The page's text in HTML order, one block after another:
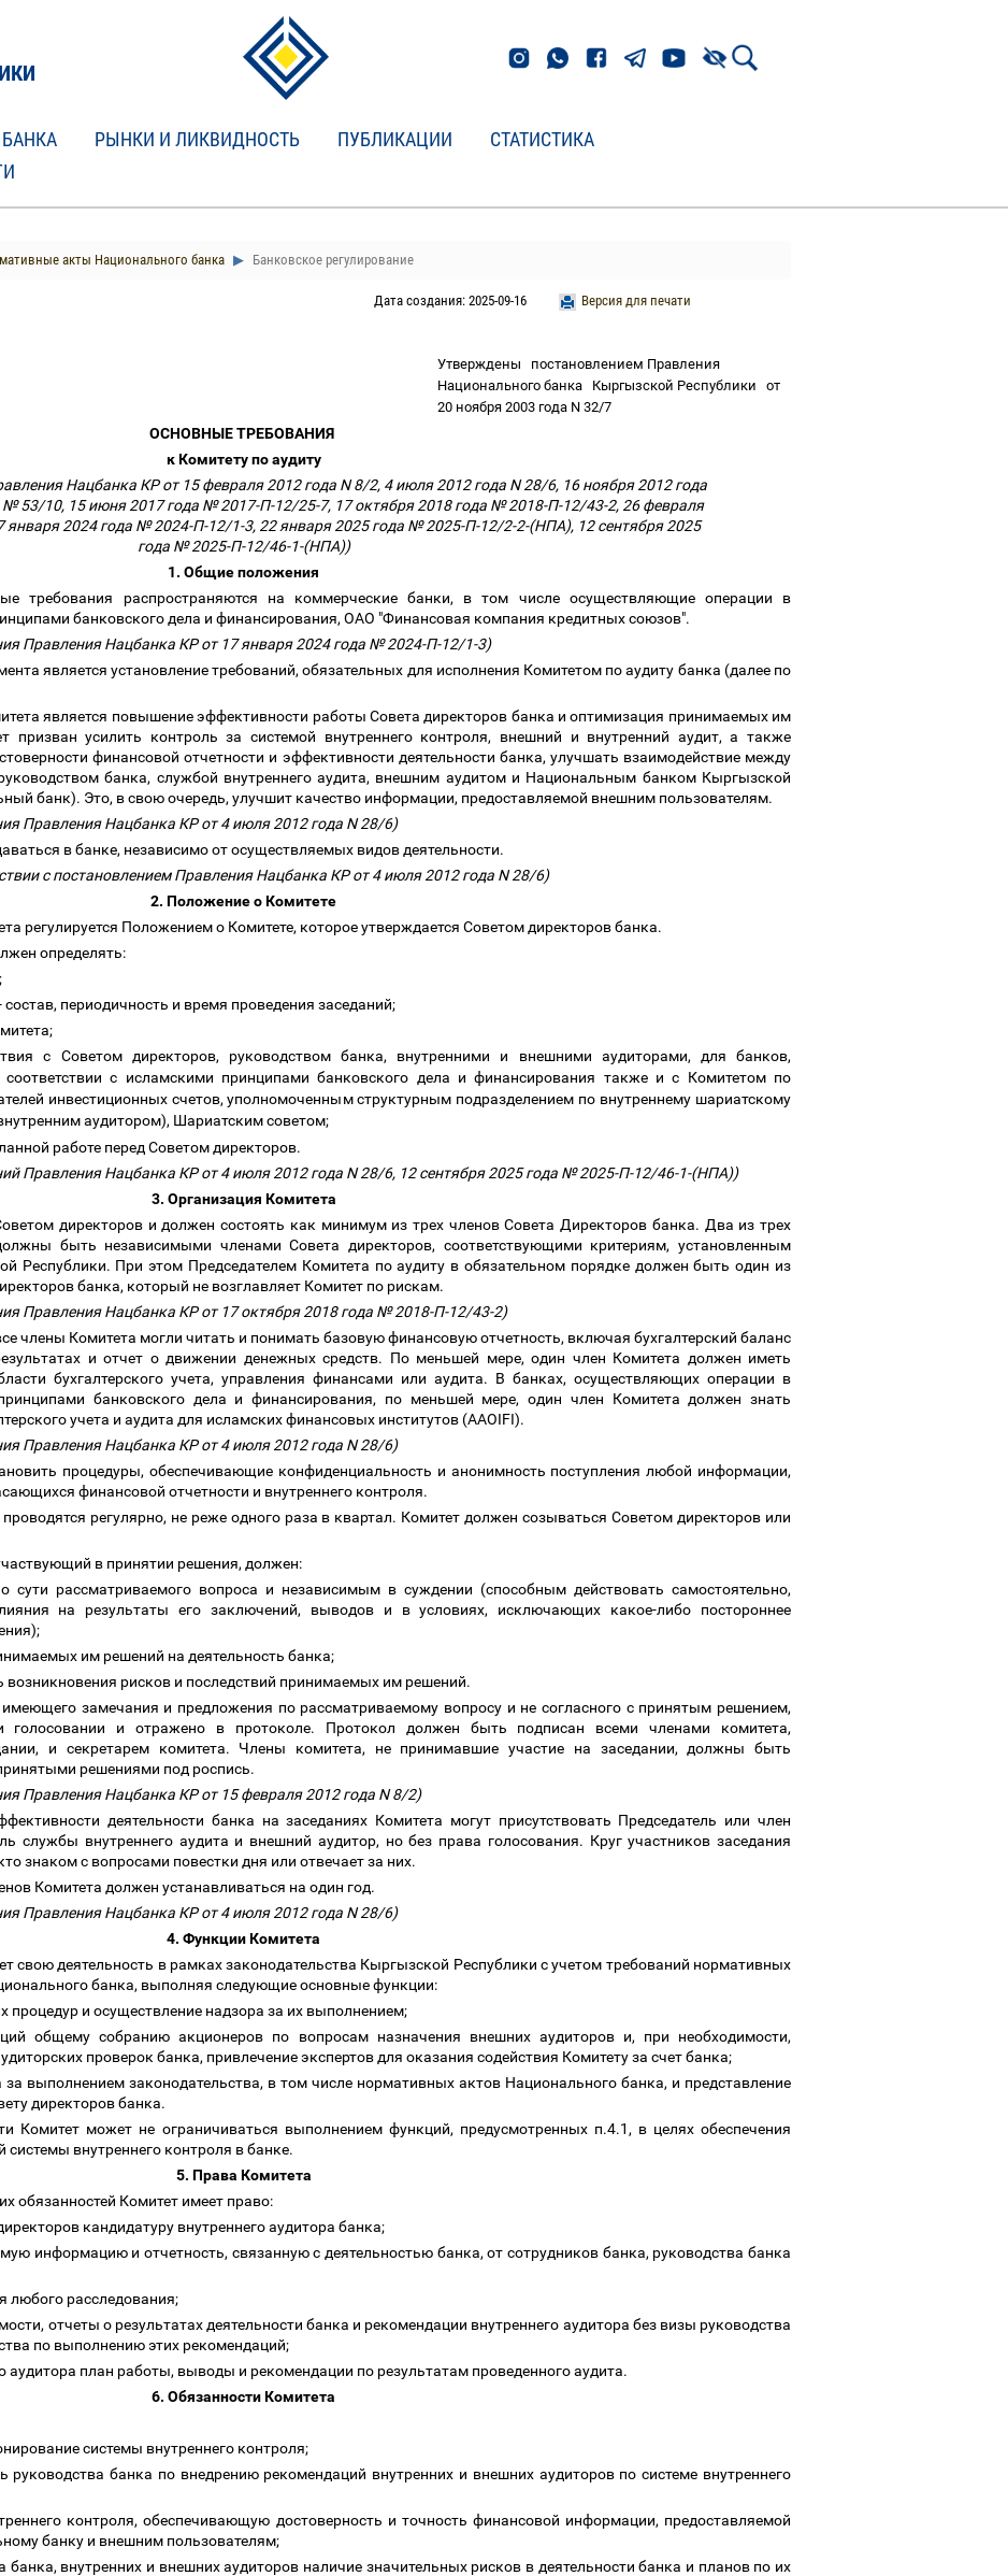
РЫНКИ И ЛИКВИДНОСТЬ ПУБЛИКАЦИИ
СТАТИСТИКА
акты Национального банка Банковское регулирование
Версия для печати
Дата создания: 2025-09-16
Утверждены
постановлением Правления
Национального банка
Кыргызской Республики
от
20 ноября 2003 года N 32/7
ОСНОВНЫЕ ТРЕБОВАНИЯ
к Комитету по аудиту
Нацбанка КР от 15 февраля 2012 года N 8/2, 4 июля 2012 года N 28/6, 16 ноября 2012 года
№ 53/10, 15 июня 2017 года № 2017-П-12/25-7, 17 октября 2018 года № 2018-П-12/43-2, 26 февраля
января 2024 года № 2024-П-12/1-3, 22 января 2025 года № 2025-П-12/2-2-(НПА), 12 сентября 2025
года № 2025-П-12/46-1-(НПА))
1. Общие положения
требования распространяются на коммерческие банки, в том числе осуществляющие операции в
банковского дела и финансирования, ОАО "Финансовая компания кредитных союзов".
Правления Нацбанка КР от 17 января 2024 года № 2024-П-12/1-3)
является установление требований, обязательных для исполнения Комитетом по аудиту банка (далее по
является повышение эффективности работы Совета директоров банка и оптимизация принимаемых им
призван усилить контроль за системой внутреннего контроля, внешний и внутренний аудит, а также
финансовой отчетности и эффективности деятельности банка, улучшать взаимодействие между
банка, службой внутреннего аудита, внешним аудитом и Национальным банком Кыргызской
банк). Это, в свою очередь, улучшит качество информации, предоставляемой внешним пользователям.
Правления Нацбанка КР от 4 июля 2012 года N 28/6)
в банке, независимо от осуществляемых видов деятельности.
с постановлением Правления Нацбанка КР от 4 июля 2012 года N 28/6)
2. Положение о Комитете
регулируется Положением о Комитете, которое утверждается Советом директоров банка.
определять:
периодичность и время проведения заседаний;
с Советом директоров, руководством банка, внутренними и внешними аудиторами, для банков,
с исламскими принципами банковского дела и финансирования также и с Комитетом по
инвестиционных счетов, уполномоченным структурным подразделением по внутреннему шариатскому
аудитором), Шариатским советом;
работе перед Советом директоров.
Правления Нацбанка КР от 4 июля 2012 года N 28/6, 12 сентября 2025 года № 2025-П-12/46-1-(НПА))
3. Организация Комитета
директоров и должен состоять как минимум из трех членов Совета Директоров банка. Два из трех
быть независимыми членами Совета директоров, соответствующими критериям, установленным
Республики. При этом Председателем Комитета по аудиту в обязательном порядке должен быть один из
банка, который не возглавляет Комитет по рискам.
Правления Нацбанка КР от 17 октября 2018 года № 2018-П-12/43-2)
члены Комитета могли читать и понимать базовую финансовую отчетность, включая бухгалтерский баланс
и отчет о движении денежных средств. По меньшей мере, один член Комитета должен иметь
бухгалтерского учета, управления финансами или аудита. В банках, осуществляющих операции в
банковского дела и финансирования, по меньшей мере, один член Комитета должен знать
учета и аудита для исламских финансовых институтов (AAOIFI).
Правления Нацбанка КР от 4 июля 2012 года N 28/6)
процедуры, обеспечивающие конфиденциальность и анонимность поступления любой информации,
финансовой отчетности и внутреннего контроля.
регулярно, не реже одного раза в квартал. Комитет должен созываться Советом директоров или
в принятии решения, должен:
рассматриваемого вопроса и независимым в суждении (способным действовать самостоятельно,
на результаты его заключений, выводов и в условиях, исключающих какое-либо постороннее
им решений на деятельность банка;
возникновения рисков и последствий принимаемых им решений.
замечания и предложения по рассматриваемому вопросу и не согласного с принятым решением,
и отражено в протоколе. Протокол должен быть подписан всеми членами комитета,
и секретарем комитета. Члены комитета, не принимавшие участие на заседании, должны быть
решениями под роспись.
Правления Нацбанка КР от 15 февраля 2012 года N 8/2)
деятельности банка на заседаниях Комитета могут присутствовать Председатель или член
службы внутреннего аудита и внешний аудитор, но без права голосования. Круг участников заседания
знаком с вопросами повестки дня или отвечает за них.
Комитета должен устанавливаться на один год.
Правления Нацбанка КР от 4 июля 2012 года N 28/6)
4. Функции Комитета
свою деятельность в рамках законодательства Кыргызской Республики с учетом требований нормативных
банка, выполняя следующие основные функции:
процедур и осуществление надзора за их выполнением;
общему собранию акционеров по вопросам назначения внешних аудиторов и, при необходимости,
проверок банка, привлечение экспертов для оказания содействия Комитету за счет банка;
за выполнением законодательства, в том числе нормативных актов Национального банка, и представление
директоров банка.
Комитет может не ограничиваться выполнением функций, предусмотренных п.4.1, в целях обеспечения
внутреннего контроля в банке.
5. Права Комитета
обязанностей Комитет имеет право:
кандидатуру внутреннего аудитора банка;
информацию и отчетность, связанную с деятельностью банка, от сотрудников банка, руководства банка
любого расследования;
отчеты о результатах деятельности банка и рекомендации внутреннего аудитора без визы руководства
по выполнению этих рекомендаций;
аудитора план работы, выводы и рекомендации по результатам проведенного аудита.
6. Обязанности Комитета
системы внутреннего контроля;
руководства банка по внедрению рекомендаций внутренних и внешних аудиторов по системе внутреннего
контроля, обеспечивающую достоверность и точность финансовой информации, предоставляемой
банку и внешним пользователям;
банка, внутренних и внешних аудиторов наличие значительных рисков в деятельности банка и планов по их